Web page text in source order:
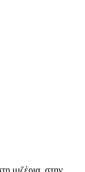
μιζέρια, στην